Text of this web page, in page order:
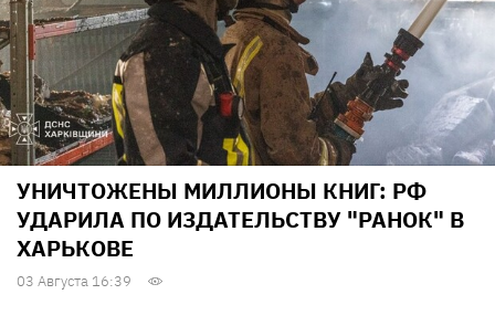
УНИЧТОЖЕНЫ МИЛЛИОНЫ КНИГ: РФ
УДАРИЛА ПО ИЗДАТЕЛЬСТВУ "РАНОК" В
ХАРЬКОВЕ
03 Августа 16:39